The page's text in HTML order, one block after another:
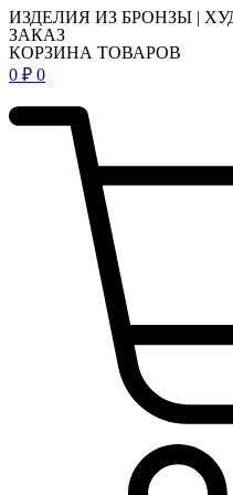
ИЗДЕЛИЯ ИЗ БРОНЗЫ |
ЗАКАЗ
КОРЗИНА ТОВАРОВ
0 ₽ 0